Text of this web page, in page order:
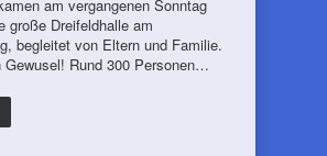
am vergangenen Sonntag
große Dreifeldhalle am
begleitet von Eltern und Familie.
Gewusel! Rund 300 Personen…